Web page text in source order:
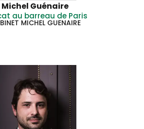
Michel Guénaire
au barreau de Paris
MICHEL GUENAIRE